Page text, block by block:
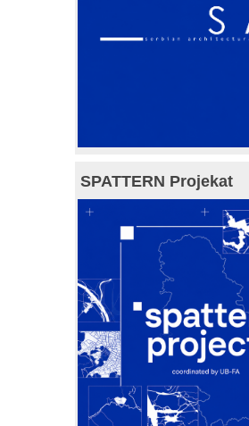
SPATTERN Projekat